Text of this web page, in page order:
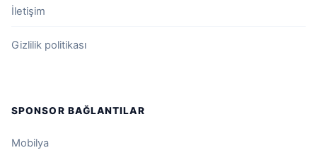
İletişim
Gizlilik politikası
SPONSOR BAĞLANTILAR
Mobilya